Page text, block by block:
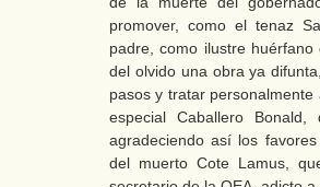
promover, como el tenaz
padre, como ilustre
del olvido una obra ya
pasos y tratar
especial Caballero
agradeciendo así los
del muerto Cote Lamus,